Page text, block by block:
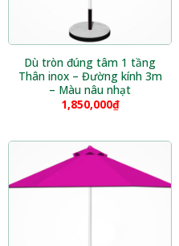
Dù tròn đúng tâm 1 tầng
Thân inox – Đường kính 3m
– Màu nâu nhạt
1,850,000₫